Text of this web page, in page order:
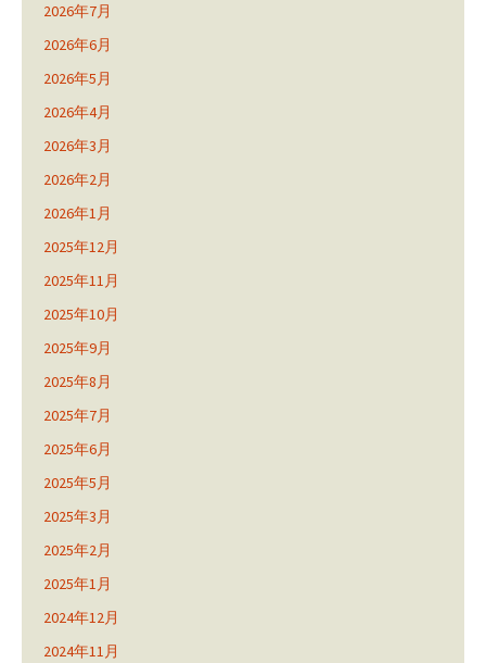
2026年7月
2026年6月
2026年5月
2026年4月
2026年3月
2026年2月
2026年1月
2025年12月
2025年11月
2025年10月
2025年9月
2025年8月
2025年7月
2025年6月
2025年5月
2025年3月
2025年2月
2025年1月
2024年12月
2024年11月